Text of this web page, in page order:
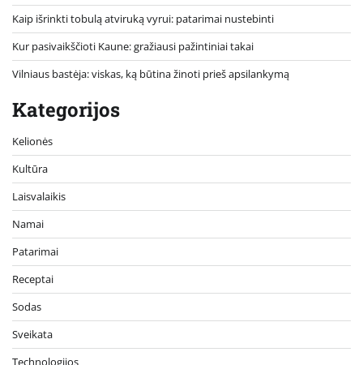
Kaip išrinkti tobulą atviruką vyrui: patarimai nustebinti
Kur pasivaikščioti Kaune: gražiausi pažintiniai takai
Vilniaus bastėja: viskas, ką būtina žinoti prieš apsilankymą
Kategorijos
Kelionės
Kultūra
Laisvalaikis
Namai
Patarimai
Receptai
Sodas
Sveikata
Technologijos